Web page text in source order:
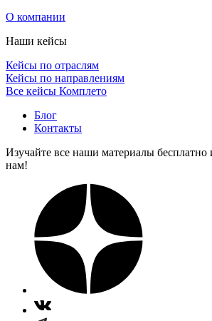
О компании
Наши кейсы
Кейсы по отраслям
Кейсы по направлениям
Все кейсы Комплето
Блог
Контакты
Изучайте все наши материалы бесплатно
нам!